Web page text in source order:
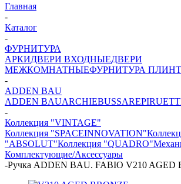
Главная
-
Каталог
-
ФУРНИТУРА
АРКИДВЕРИ ВХОДНЫЕДВЕРИ
МЕЖКОМНАТНЫЕФУРНИТУРА
-
ADDEN BAU
ADDEN BAUARCHIEBUSSARE
-
Коллекция "VINTAGE"
Коллекция "SPACEINNOVATION"
"ABSOLUT"Коллекция "QUADRO"
Комплектующие/Аксессуары
-Ручка ADDEN BAU. FABIO V210 AGED